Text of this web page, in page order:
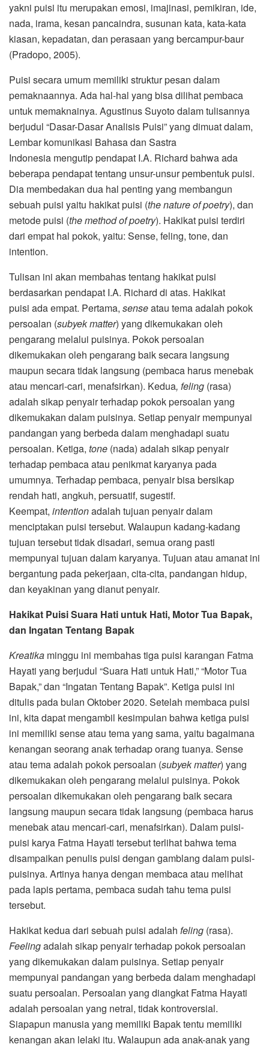
yakni puisi itu merupakan emosi, imajinasi, pemikiran, ide,
nada, irama, kesan pancaindra, susunan kata, kata-kata
kiasan, kepadatan, dan perasaan yang bercampur-baur
(Pradopo, 2005).
Puisi secara umum memiliki struktur pesan dalam
pemaknaannya. Ada hal-hal yang bisa dilihat pembaca
untuk memaknainya. Agustinus Suyoto dalam tulisannya
berjudul “Dasar-Dasar Analisis Puisi” yang dimuat dalam,
Lembar komunikasi Bahasa dan Sastra
Indonesia mengutip pendapat I.A. Richard bahwa ada
beberapa pendapat tentang unsur-unsur pembentuk puisi.
Dia membedakan dua hal penting yang membangun
sebuah puisi yaitu hakikat puisi (the nature of poetry), dan
metode puisi (the method of poetry). Hakikat puisi terdiri
dari empat hal pokok, yaitu: Sense, feling, tone, dan
intention.
Tulisan ini akan membahas tentang hakikat puisi
berdasarkan pendapat I.A. Richard di atas. Hakikat
puisi ada empat. Pertama, senseatau tema adalah pokok
persoalan (subyek matter) yang dikemukakan oleh
pengarang melalui puisinya. Pokok persoalan
dikemukakan oleh pengarang baik secara langsung
maupun secara tidak langsung (pembaca harus menebak
atau mencari-cari, menafsirkan). Kedua, feling (rasa)
adalah sikap penyair terhadap pokok persoalan yang
dikemukakan dalam puisinya. Setiap penyair mempunyai
pandangan yang berbeda dalam menghadapi suatu
persoalan. Ketiga, tone (nada) adalah sikap penyair
terhadap pembaca atau penikmat karyanya pada
umumnya. Terhadap pembaca, penyair bisa bersikap
rendah hati, angkuh, persuatif, sugestif.
Keempat, intentionadalah tujuan penyair dalam
menciptakan puisi tersebut. Walaupun kadang-kadang
tujuan tersebut tidak disadari, semua orang pasti
mempunyai tujuan dalam karyanya. Tujuan atau amanat ini
bergantung pada pekerjaan, cita-cita, pandangan hidup,
dan keyakinan yang dianut penyair.
Hakikat PuisiSuara Hati untuk Hati, Motor Tua Bapak,
dan Ingatan Tentang Bapak
Kreatika minggu ini membahas tiga puisi karangan Fatma
Hayati yang berjudul “Suara Hati untuk Hati,” “Motor Tua
Bapak,” dan “Ingatan Tentang Bapak”. Ketiga puisi ini
ditulis pada bulan Oktober 2020. Setelah membaca puisi
ini, kita dapat mengambil kesimpulan bahwa ketiga puisi
ini memiliki sense atau tema yang sama, yaitu bagaimana
kenangan seorang anak terhadap orang tuanya. Sense
atau tema adalah pokok persoalan (subyek matter) yang
dikemukakan oleh pengarang melalui puisinya. Pokok
persoalan dikemukakan oleh pengarang baik secara
langsung maupun secara tidak langsung (pembaca harus
menebak atau mencari-cari, menafsirkan). Dalam puisi-
puisi karya Fatma Hayati tersebut terlihat bahwa tema
disampaikan penulis puisi dengan gamblang dalam puisi-
puisinya. Artinya hanya dengan membaca atau melihat
pada lapis pertama, pembaca sudah tahu tema puisi
tersebut.
Hakikat kedua dari sebuah puisi adalah feling (rasa).
Feelingadalah sikap penyair terhadap pokok persoalan
yang dikemukakan dalam puisinya. Setiap penyair
mempunyai pandangan yang berbeda dalam menghadapi
suatu persoalan. Persoalan yang diangkat Fatma Hayati
adalah persoalan yang netral, tidak kontroversial.
Siapapun manusia yang memiliki Bapak tentu memiliki
kenangan akan lelaki itu. Walaupun ada anak-anak yang